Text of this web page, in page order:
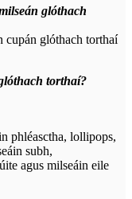
glóthach
cupán glóthach torthaí
torthaí?
phléasctha, lollipops,
subh,
agus milseáin eile